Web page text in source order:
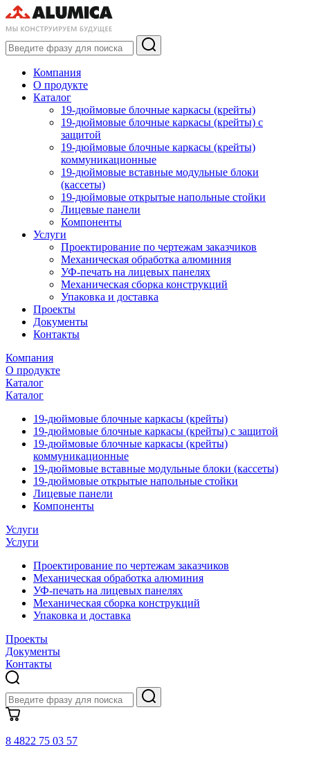
Компания
О продукте
Каталог
19-дюймовые блочные каркасы (крейты)
19-дюймовые блочные каркасы (крейты) с
защитой
19-дюймовые блочные каркасы (крейты)
коммуникационные
19-дюймовые вставные модульные блоки
(кассеты)
19-дюймовые открытые напольные стойки
Лицевые панели
Компоненты
Услуги
Проектирование по чертежам заказчиков
Механическая обработка алюминия
УФ-печать на лицевых панелях
Механическая сборка конструкций
Упаковка и доставка
Проекты
Документы
Контакты
Компания
О продукте
Каталог
Каталог
19-дюймовые блочные каркасы (крейты)
19-дюймовые блочные каркасы (крейты) с защитой
19-дюймовые блочные каркасы (крейты)
коммуникационные
19-дюймовые вставные модульные блоки (кассеты)
19-дюймовые открытые напольные стойки
Лицевые панели
Компоненты
Услуги
Услуги
Проектирование по чертежам заказчиков
Механическая обработка алюминия
УФ-печать на лицевых панелях
Механическая сборка конструкций
Упаковка и доставка
Проекты
Документы
Контакты
8 4822 75 03 57